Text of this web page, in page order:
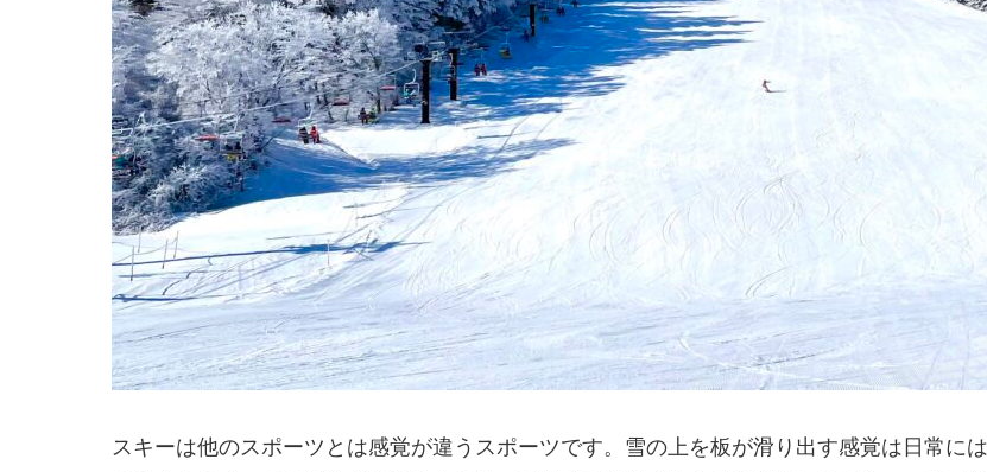
スキーは他のスポーツとは感覚が違うスポーツです。雪の上を板が滑り出す感覚は日常に